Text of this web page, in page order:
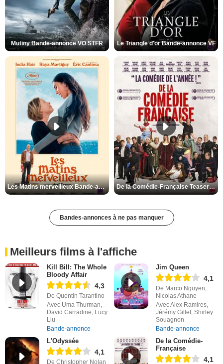
Mutiny Bande-annonce VO STFR Le Triangle d'or Bande-annonce VF
Les Matins merveilleux Bande-annonce VF De la Comédie-Française Teaser VF
Bandes-annonces à ne pas manquer
Meilleurs films à l'affiche
Kill Bill: The Whole
Bloody Affair
4,3
De Quentin Tarantino
Avec Uma Thurman,
David Carradine, Lucy
Liu
Bande-annonce
Jim Queen
4,1
De Marco Nguyen,
Nicolas Athane
Avec Alex Ramires,
Jérémy Gillet, Shirley
Souagnon
Bande-annonce
L'Odyssée
4,1
De Christopher Nolan
De la Comédie-
Française
4,1